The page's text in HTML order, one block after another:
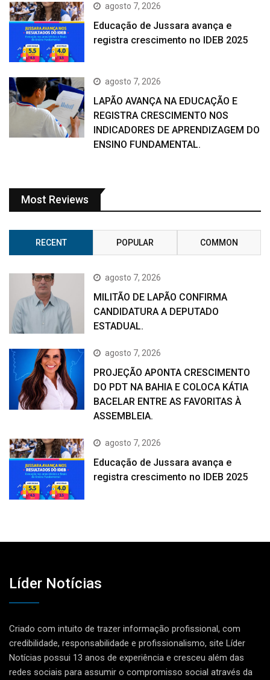
agosto 7, 2026
Educação de Jussara avança e
registra crescimento no IDEB 2025
agosto 7, 2026
LAPÃO AVANÇA NA EDUCAÇÃO E
REGISTRA CRESCIMENTO NOS
INDICADORES DE APRENDIZAGEM DO
ENSINO FUNDAMENTAL.
Most Reviews
RECENT POPULAR COMMON
agosto 7, 2026
MILITÃO DE LAPÃO CONFIRMA
CANDIDATURA A DEPUTADO
ESTADUAL.
agosto 7, 2026
PROJEÇÃO APONTA CRESCIMENTO
DO PDT NA BAHIA E COLOCA KÁTIA
BACELAR ENTRE AS FAVORITAS À
ASSEMBLEIA.
agosto 7, 2026
Educação de Jussara avança e
registra crescimento no IDEB 2025
Líder Notícias
Criado com intuito de trazer informação profissional, com
credibilidade, responsabilidade e profissionalismo, site Líder
Notícias possui 13 anos de experiência e cresceu além das
redes sociais para assumir o compromisso social através da